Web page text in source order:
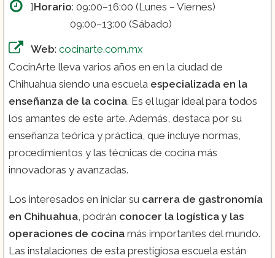
]Horario: 09:00–16:00 (Lunes – Viernes)
09:00–13:00 (Sábado)
Web: cocinarte.com.mx
CocinArte lleva varios años en en la ciudad de
Chihuahua siendo una escuela especializada en la
enseñanza de la cocina. Es el lugar ideal para todos
los amantes de este arte. Además, destaca por su
enseñanza teórica y práctica, que incluye normas,
procedimientos y las técnicas de cocina más
innovadoras y avanzadas.
Los interesados en iniciar su carrera de gastronomía
en Chihuahua, podrán conocer la logística y las
operaciones de cocina más importantes del mundo.
Las instalaciones de esta prestigiosa escuela están